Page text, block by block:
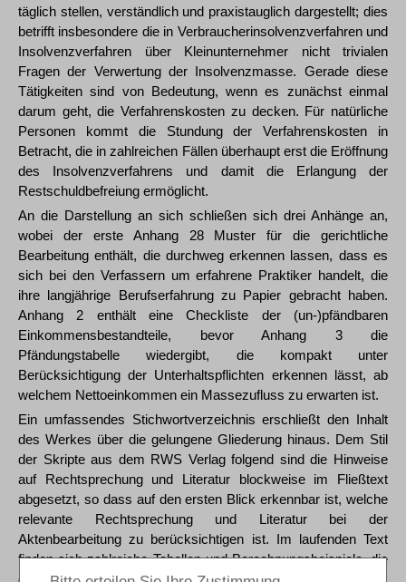
täglich stellen, verständlich und praxistauglich dargestellt; dies
betrifft insbesondere die in Verbraucherinsolvenzverfahren und
Insolvenzverfahren über Kleinunternehmer nicht trivialen
Fragen der Verwertung der Insolvenzmasse. Gerade diese
Tätigkeiten sind von Bedeutung, wenn es zunächst einmal
darum geht, die Verfahrenskosten zu decken. Für natürliche
Personen kommt die Stundung der Verfahrenskosten in
Betracht, die in zahlreichen Fällen überhaupt erst die Eröffnung
des Insolvenzverfahrens und damit die Erlangung der
Restschuldbefreiung ermöglicht.
An die Darstellung an sich schließen sich drei Anhänge an,
wobei der erste Anhang 28 Muster für die gerichtliche
Bearbeitung enthält, die durchweg erkennen lassen, dass es
sich bei den Verfassern um erfahrene Praktiker handelt, die
ihre langjährige Berufserfahrung zu Papier gebracht haben.
Anhang 2 enthält eine Checkliste der (un-)pfändbaren
Einkommensbestandteile, bevor Anhang 3 die
Pfändungstabelle wiedergibt, die kompakt unter
Berücksichtigung der Unterhaltspflichten erkennen lässt, ab
welchem Nettoeinkommen ein Massezufluss zu erwarten ist.
Ein umfassendes Stichwortverzeichnis erschließt den Inhalt
des Werkes über die gelungene Gliederung hinaus. Dem Stil
der Skripte aus dem RWS Verlag folgend sind die Hinweise
auf Rechtsprechung und Literatur blockweise im Fließtext
abgesetzt, so dass auf den ersten Blick erkennbar ist, welche
relevante Rechtsprechung und Literatur bei der
Aktenbearbeitung zu berücksichtigen ist. Im laufenden Text
finden sich zahlreiche Tabellen und Berechnungsbeispiele, die
das Verständnis erleichtern.